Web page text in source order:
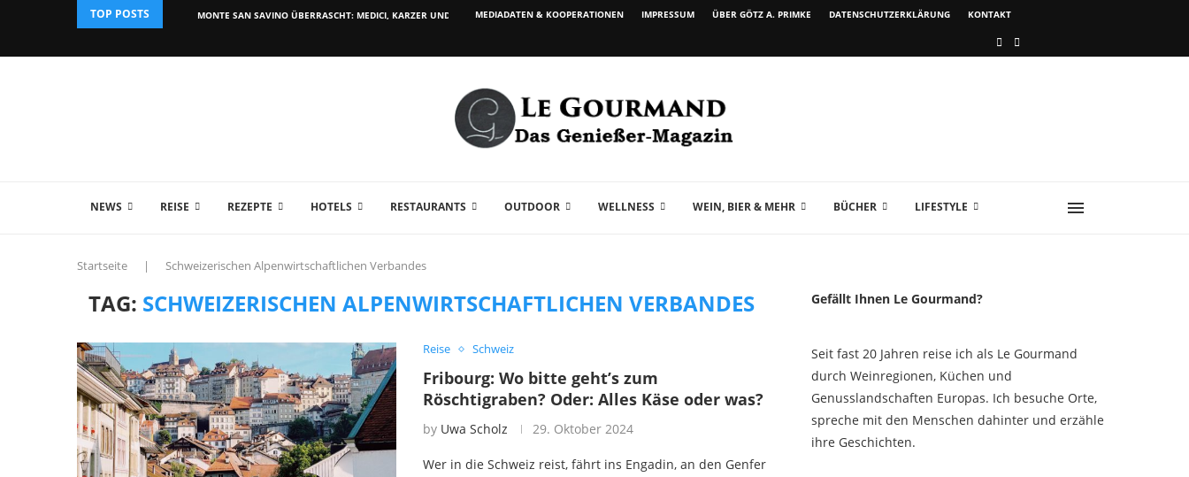
TOP POSTS MONTE SAN SAVINO ÜBERRASCHT: MEDICI, KARZER UND WEIN...MEDIADATEN & KOOPERATIONEN IMPRESSUM ÜBER GÖTZ A. PRIMKE DATENSCHUTZERKLÄRUNG KONTAKT
NEWS REISE REZEPTE HOTELS RESTAURANTS OUTDOOR WELLNESS WEIN, BIER & MEHR BÜCHER LIFESTYLE
Startseite | Schweizerischen Alpenwirtschaftlichen Verbandes
TAG: SCHWEIZERISCHEN ALPENWIRTSCHAFTLICHEN VERBANDES
Reise Schweiz
Fribourg: Wo bitte geht’s zum
Röschtigraben? Oder: Alles Käse oder was?
by Uwa Scholz 29. Oktober 2024
Wer in die Schweiz reist, fährt ins Engadin, an den Genfer
Gefällt Ihnen Le Gourmand?
Seit fast 20 Jahren reise ich als Le Gourmand
durch Weinregionen, Küchen und
Genusslandschaften Europas. Ich besuche Orte,
spreche mit den Menschen dahinter und erzähle
ihre Geschichten.